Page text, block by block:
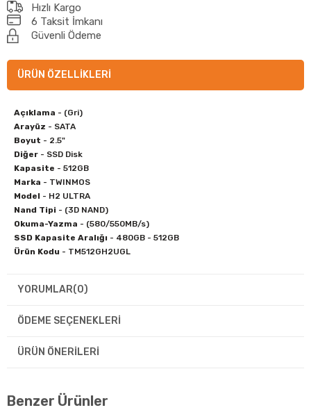
Hızlı Kargo
6 Taksit İmkanı
Güvenli Ödeme
ÜRÜN ÖZELLIKLERI
Açıklama - (Gri)
Arayüz - SATA
Boyut - 2.5"
Diğer - SSD Disk
Kapasite - 512GB
Marka - TWINMOS
Model - H2 ULTRA
Nand Tipi - (3D NAND)
Okuma-Yazma - (580/550MB/s)
SSD Kapasite Aralığı - 480GB - 512GB
Ürün Kodu - TM512GH2UGL
YORUMLAR(0)
ÖDEME SEÇENEKLERI
ÜRÜN ÖNERILERI
Benzer Ürünler